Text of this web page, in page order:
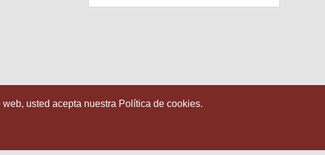
usted acepta nuestra Política de cookies.